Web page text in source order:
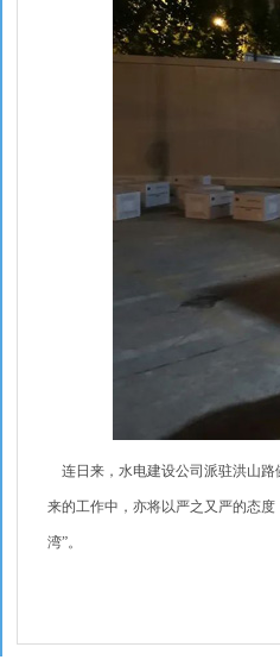
连日来，水电建设公司派驻洪山路
来的工作中，亦将以严之又严的态
湾”。